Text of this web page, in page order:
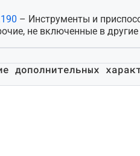
– Инструменты и
не включенные в
дополнительных